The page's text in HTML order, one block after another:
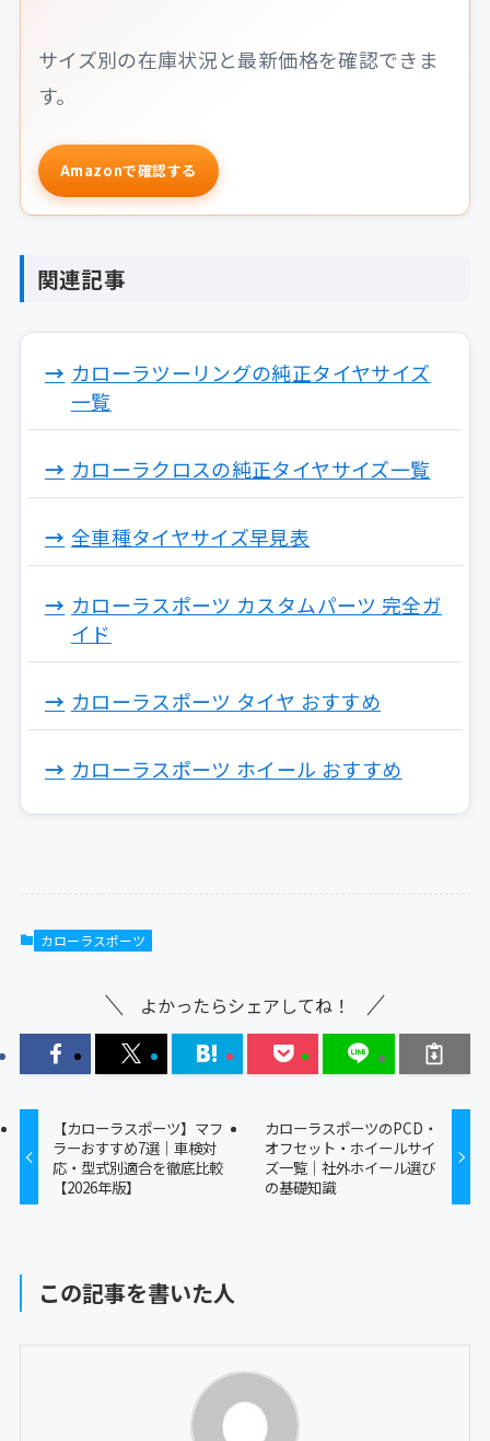
サイズ別の在庫状況と最新価格を確認できま
す。
Amazonで確認する
関連記事
カローラツーリングの純正タイヤサイズ
一覧
カローラクロスの純正タイヤサイズ一覧
全車種タイヤサイズ早見表
カローラスポーツ カスタムパーツ 完全ガ
イド
カローラスポーツ タイヤ おすすめ
カローラスポーツ ホイール おすすめ
カローラスポーツ
よかったらシェアしてね！
【カローラスポーツ】マフ
ラーおすすめ7選｜車検対
応・型式別適合を徹底比較
【2026年版】
カローラスポーツのPCD・
オフセット・ホイールサイ
ズ一覧｜社外ホイール選び
の基礎知識
この記事を書いた人